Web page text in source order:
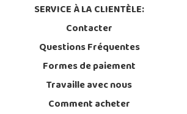
SERVICE À LA CLIENTÈLE:
Contacter
Questions Fréquentes
Formes de paiement
Travaille avec nous
Comment acheter